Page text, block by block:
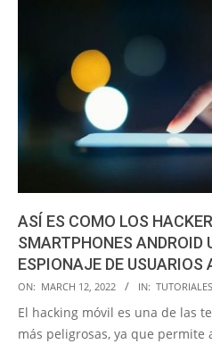
ASÍ ES COMO LOS
SMARTPHONES ANDROID
ESPIONAJE DE USUARIOS
2022-
03-
12
ON: MARCH 12, 2022 IN: TUTORIALES
El hacking móvil es una de las
más peligrosas, ya que permite